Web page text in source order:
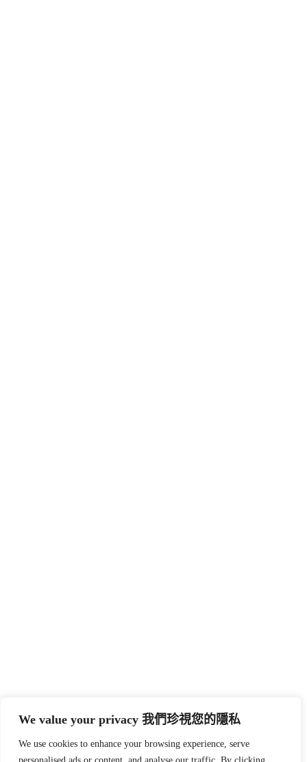
We value your privacy 我們珍視您的隱私
We use cookies to enhance your browsing experience, serve